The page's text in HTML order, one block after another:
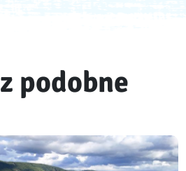
podobne